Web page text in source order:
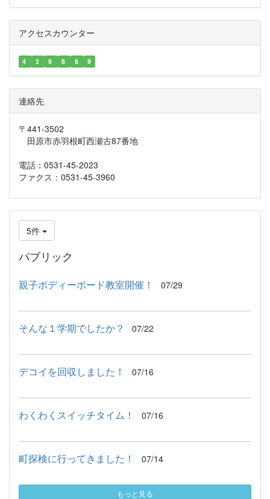
アクセスカウンター
4 2 9 8 8 9
連絡先
〒441-3502
田原市赤羽根町西瀬古87番地
電話：0531-45-2023
ファクス：0531-45-3960
5件
パブリック
親子ボディーボード教室開催！ 07/29
そんな１学期でしたか？ 07/22
デコイを回収しました！ 07/16
わくわくスイッチタイム！ 07/16
町探検に行ってきました！ 07/14
もっと見る